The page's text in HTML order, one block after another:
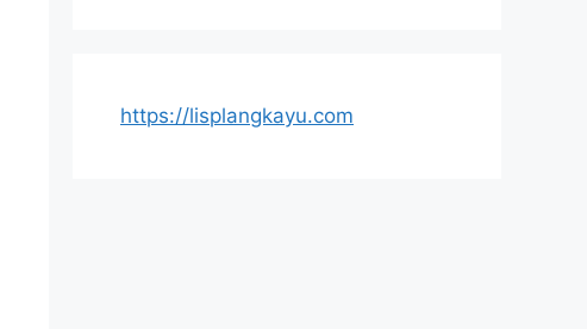
https://lisplangkayu.com